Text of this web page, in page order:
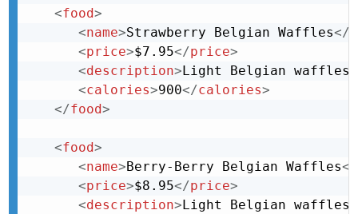
<food>
<name>Strawberry Belgian Waffles</
<price>$7.95</price>
<description> Light Belgian waffles
<calories>900</calories>
</food>
<food>
<name>Berry-Berry Belgian Waffles</
<price>$8.95</price>
<description> Light Belgian waffles